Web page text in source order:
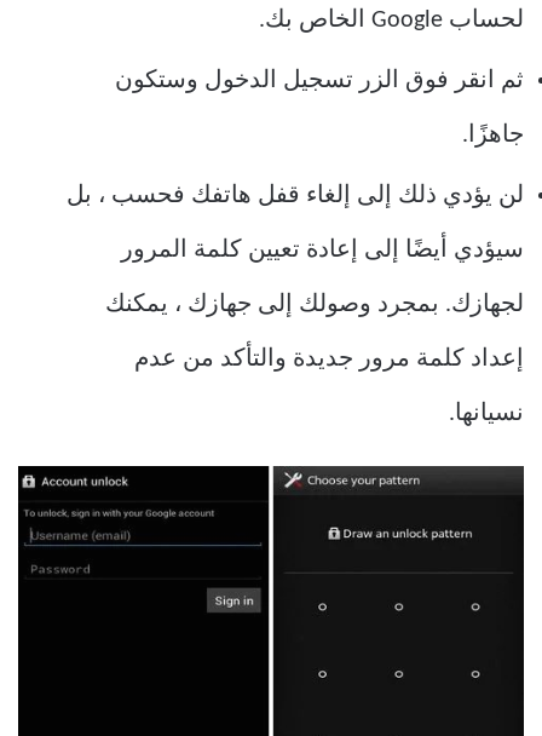
لحساب Google الخاص بك.
ثم انقر فوق الزر تسجيل الدخول وستكون
جاهزًا.
لن يؤدي ذلك إلى إلغاء قفل هاتفك فحسب ، بل
سيؤدي أيضًا إلى إعادة تعيين كلمة المرور
لجهازك. بمجرد وصولك إلى جهازك ، يمكنك
إعداد كلمة مرور جديدة والتأكد من عدم
نسيانها.